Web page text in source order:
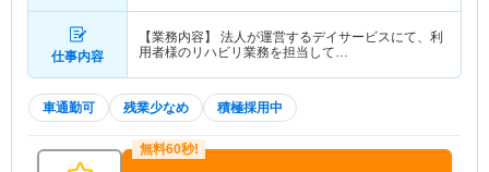
仕事内容
【業務内容】 法人が運営するデイサービスにて、利
用者様のリハビリ業務を担当して…
車通勤可 残業少なめ 積極採用中